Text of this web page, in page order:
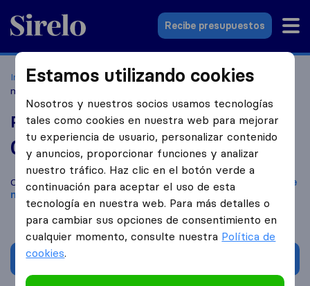
Sirelo.es
Recibe presupuestos
Inicio Empresas de mudanzas Oviedo
Portes y
mudanzas Abraham
Portes y mudanzas Abraham
0,0 basado en0
reseñas de Sirelo y Google
i
Compara Portes y mudanzas Abraham con otras
empresas de
mudanzasdeOviedo
Estamos utilizando cookies
Nosotros y nuestros socios usamos tecnologías
tales como cookies en nuestra web para mejorar
tu experiencia de usuario, personalizar contenido
y anuncios, proporcionar funciones y analizar
nuestro tráfico. Haz clic en el botón verde a
continuación para aceptar el uso de esta
tecnología en nuestra web. Para más detalles o
para cambiar sus opciones de consentimiento en
cualquier momento, consulte nuestra Política de
cookies.